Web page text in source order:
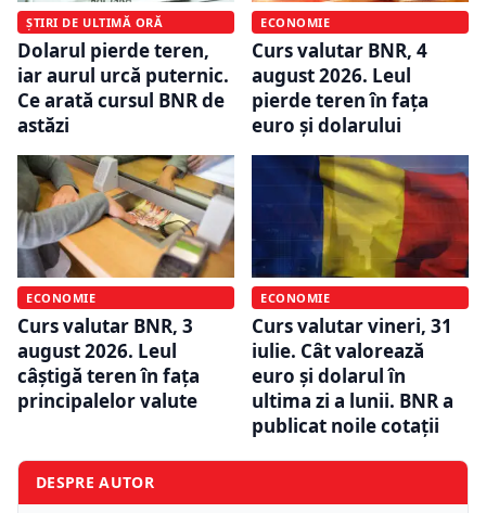
ȘTIRI DE ULTIMĂ ORĂ
Dolarul pierde teren,
iar aurul urcă puternic.
Ce arată cursul BNR de
astăzi
ECONOMIE
Curs valutar BNR, 4
august 2026. Leul
pierde teren în fața
euro și dolarului
ECONOMIE
Curs valutar BNR, 3
august 2026. Leul
câștigă teren în fața
principalelor valute
ECONOMIE
Curs valutar vineri, 31
iulie. Cât valorează
euro și dolarul în
ultima zi a lunii. BNR a
publicat noile cotații
DESPRE AUTOR